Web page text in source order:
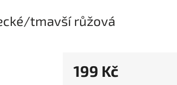
tmavší růžová
199 Kč